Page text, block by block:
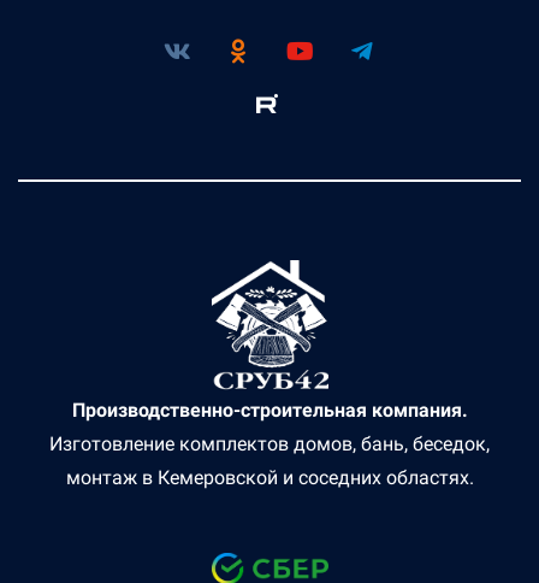
Производственно-строительная компания.
Изготовление комплектов домов, бань, беседок,
монтаж в Кемеровской и соседних областях.